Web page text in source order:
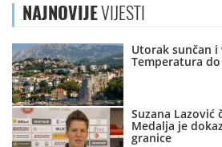
NAJNOVIJEVIJESTI
Utorak sunčan
Temperatura
Suzana
Medalja je
granice